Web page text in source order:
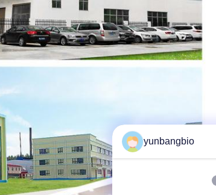
yunbangbio